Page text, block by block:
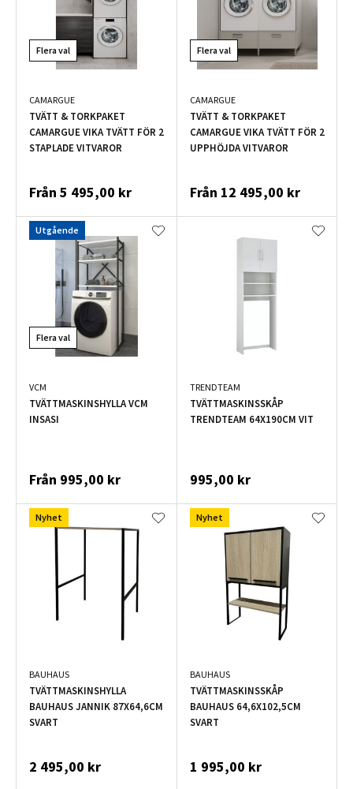
Flera val
CAMARGUE
TVÄTT & TORKPAKET
CAMARGUE VIKA TVÄTT FÖR 2
STAPLADE VITVAROR
Från 5 495,00 kr
Flera val
CAMARGUE
TVÄTT & TORKPAKET
CAMARGUE VIKA TVÄTT FÖR 2
UPPHÖJDA VITVAROR
Från 12 495,00 kr
Utgående
Flera val
VCM
TVÄTTMASKINSHYLLA VCM
INSASI
Från 995,00 kr
TRENDTEAM
TVÄTTMASKINSSKÅP
TRENDTEAM 64X190CM VIT
995,00 kr
Nyhet
BAUHAUS
TVÄTTMASKINSHYLLA
BAUHAUS JANNIK 87X64,6CM
SVART
2 495,00 kr
Nyhet
BAUHAUS
TVÄTTMASKINSSKÅP
BAUHAUS 64,6X102,5CM
SVART
1 995,00 kr